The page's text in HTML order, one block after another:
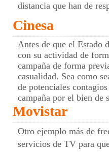
distancia que han de
Cinesa
Antes de que el Estado
con su actividad de
campaña de forma
casualidad. Sea como
de potenciales
campaña por el bien de
Movistar
Otro ejemplo más de
servicios de TV para